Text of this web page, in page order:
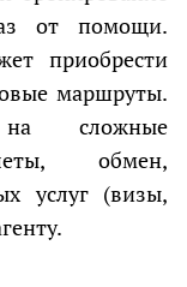
от помощи.
приобрести
маршруты.
сложные
обмен,
услуг (визы,